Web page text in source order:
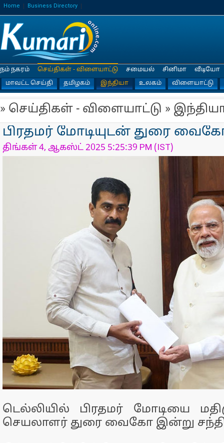
Home Business Directory
நம் நகரம்
செய்திகள் - விளையாட்டு
மாவட்ட செய்தி
தமிழகம் இந்தியா உலகம் விளையாட்டு
சமையல் சினிமா வீடியோ
» செய்திகள் - விளையாட்டு »
பிரதமர் மோடியுடன் துரை வைகோ
திங்கள் 4, ஆகஸ்ட் 2025 5:25:39 PM (IST)
டெல்லியில் பிரதமர் மோடியை
செயலாளர் துரை வைகோ இன்று